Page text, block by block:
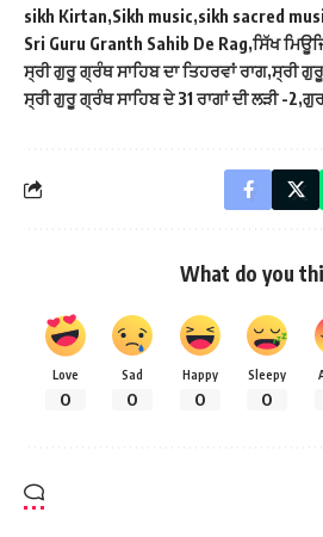
sikh Kirtan Sikh music sikh sacred
Sri Guru Granth Sahib De Rag ਸਿੱਖ
ਸ੍ਰੀ ਗੁਰੂ ਗ੍ਰੰਥ ਸਾਹਿਬ ਦਾ ਤਿਹਰਵਾਂ ਰਾਗ ਸ੍ਰੀ
ਸ੍ਰੀ ਗੁਰੂ ਗ੍ਰੰਥ ਸਾਹਿਬ ਦੇ 31 ਰਾਗਾਂ ਦੀ ਲੜੀ -2
What do you
Love
0
Sad
0
Happy
0
Sleepy
0